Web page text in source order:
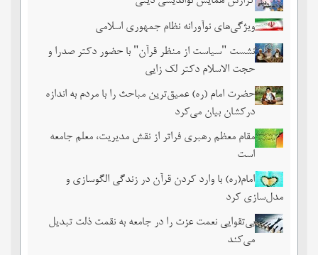
ویژگی‌های نوآورانه نظام جمهوری اسلامی
نشست‏ "سیاست از منظر قرآن" با حضور دکتر صدرا و
حجت الاسلام دکتر لک زایی
حضرت امام (ره) عمیق‌ترین مباحث را با مردم به اندازه
درکشان بیان می‌کرد
مقام معظم رهبری فراتر از نقش مدیریت، معلم جامعه
است
امام(ره) با وارد کردن قرآن در زندگی الگوسازی و
مدل‌سازی کرد
بی‌تقوایی نعمت عزت را در جامعه به نقمت ذلت تبدیل
می‌کند